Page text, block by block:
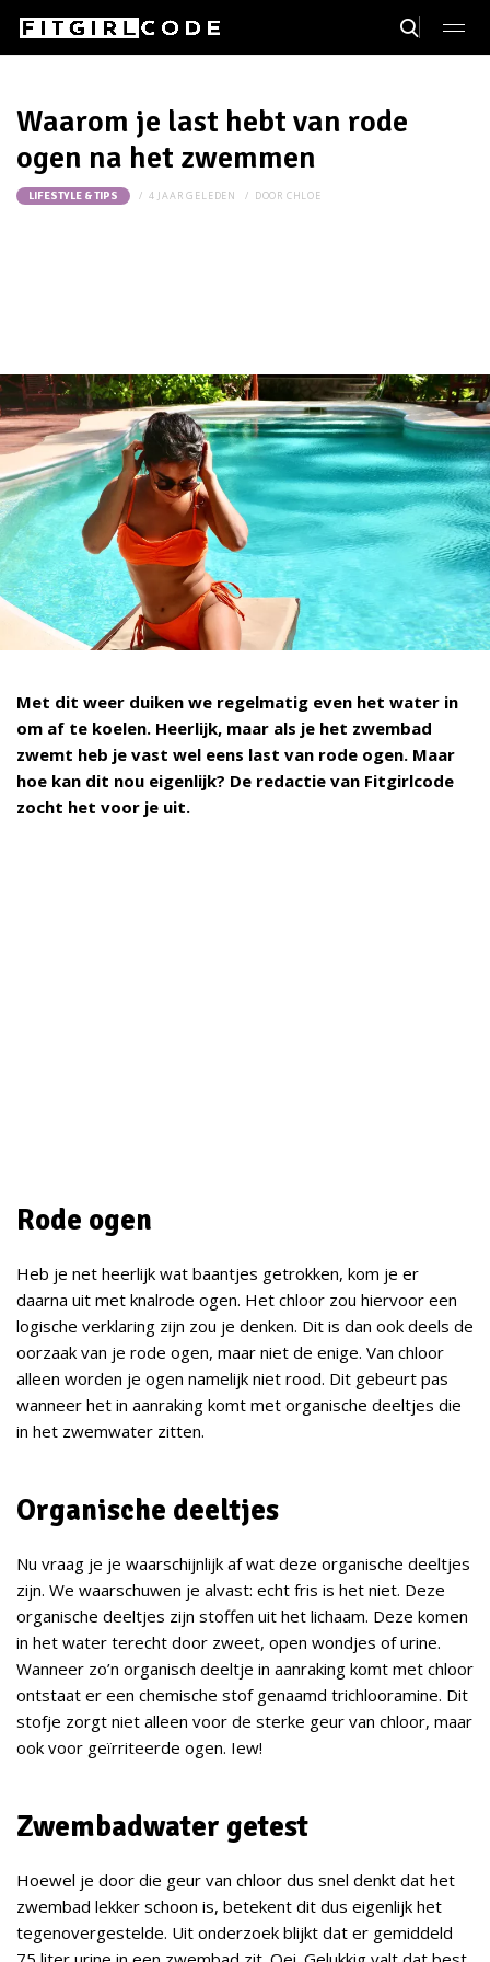
Waarom je last hebt van rode
ogen na het zwemmen
LIFESTYLE & TIPS 4 JAAR GELEDEN DOOR CHLOE
Met dit weer duiken we regelmatig even het water in
om af te koelen. Heerlijk, maar als je het zwembad
zwemt heb je vast wel eens last van rode ogen. Maar
hoe kan dit nou eigenlijk? De redactie van Fitgirlcode
zocht het voor je uit.
Rode ogen
Heb je net heerlijk wat baantjes getrokken, kom je er
daarna uit met knalrode ogen. Het chloor zou hiervoor een
logische verklaring zijn zou je denken. Dit is dan ook deels de
oorzaak van je rode ogen, maar niet de enige. Van chloor
alleen worden je ogen namelijk niet rood. Dit gebeurt pas
wanneer het in aanraking komt met organische deeltjes die
in het zwemwater zitten.
Organische deeltjes
Nu vraag je je waarschijnlijk af wat deze organische deeltjes
zijn. We waarschuwen je alvast: echt fris is het niet. Deze
organische deeltjes zijn stoffen uit het lichaam. Deze komen
in het water terecht door zweet, open wondjes of urine.
Wanneer zo’n organisch deeltje in aanraking komt met chloor
ontstaat er een chemische stof genaamd trichlooramine. Dit
stofje zorgt niet alleen voor de sterke geur van chloor, maar
ook voor geïrriteerde ogen. Iew!
Zwembadwater getest
Hoewel je door die geur van chloor dus snel denkt dat het
zwembad lekker schoon is, betekent dit dus eigenlijk het
tegenovergestelde. Uit onderzoek blijkt dat er gemiddeld